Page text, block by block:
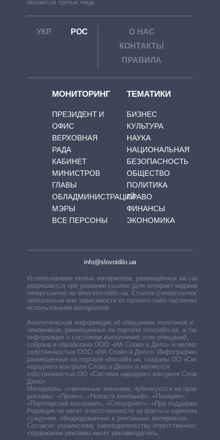
являются третьи лица.
УКР РОС
О НАС
КОНТАКТЫ
ПРАВИЛА
МОНИТОРИНГ
ПРЕЗИДЕНТ И
ОФИС
ВЕРХОВНАЯ
РАДА
КАБИНЕТ
МИНИСТРОВ
ГЛАВЫ
ОБЛАДМИНИСТРАЦИЙ
МЭРЫ
ВСЕ ПЕРСОНЫ
ТЕМАТИКИ
БИЗНЕС
КУЛЬТУРА
НАУКА
НАЦИОНАЛЬНАЯ
БЕЗОПАСНОСТЬ
ОБЩЕСТВО
ПОЛИТИКА
ПРАВО
ФИНАНСЫ
ЭКОНОМИКА
info@slovoidilo.ua
Использование любых материалов, размещённых на сайте,
разрешается при указании ссылки (для интернет-изданий —
гиперссылки) на www.slovoidilo.ua. Ссылка (гиперссылка)
обязательна вне зависимости от полного либо частичного
использования материалов.
Аналитическая информация об обещаниях политиков и
чиновников, размещенных на портале slovoidilo.ua, а также
информация о состоянии выполнения этих обещаний,
собрана и обработана ООО «ИА Слово и Дело» и является
собственностью ООО «ИА Слово и Дело». Инфографики,
размещенные на портале slovoidilo.ua, созданы ОО «Система
народного контроля Слово и Дело» и являются
собственностью ОО «Система народного контроля Слово и
Дело».
Материалы, отмеченные значками, публикуются на правах
рекламы: «Промо», «Новости компаний», «Позиция»,
«Партнерский материал», «Спецпроект», «При поддержке».
Редакция не несет ответственности за факты и оценочные
суждения, обнародованные в рекламных материалах.
Согласно украинскому законодательству ответственность за
содержание рекламы несет рекламодатель.